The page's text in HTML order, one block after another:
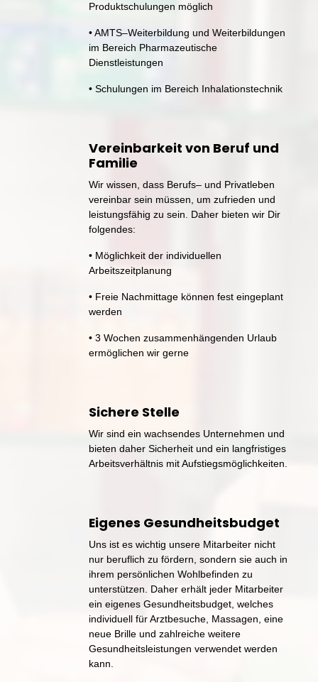
Produktschulungen möglich
• AMTS‒Weiterbildung und
im Bereich
Dienstleistungen
• Schulungen im Bereich Inhalationstechnik
Vereinbarkeit von Beruf und
Familie
Wir wissen, dass Berufs‒ und
vereinbar sein müssen, um zufrieden
leistungsfähig zu sein. Daher bieten wir
folgendes:
• Möglichkeit der
Arbeitszeitplanung
• Freie Nachmittage können fest
werden
• 3 Wochen zusammenhängenden
ermöglichen wir gerne
Sichere Stelle
Wir sind ein wachsendes Unternehmen
bieten daher Sicherheit und ein
Arbeitsverhältnis mit Aufstiegsmöglichkeiten.
Eigenes Gesundheitsbudget
Uns ist es wichtig unsere Mitarbeiter
nur beruflich zu fördern, sondern sie auch
ihrem persönlichen Wohlbefinden
unterstützen. Daher erhält jeder
ein eigenes Gesundheitsbudget,
individuell für Arztbesuche, Massagen,
neue Brille und zahlreiche
Gesundheitsleistungen verwendet
kann.